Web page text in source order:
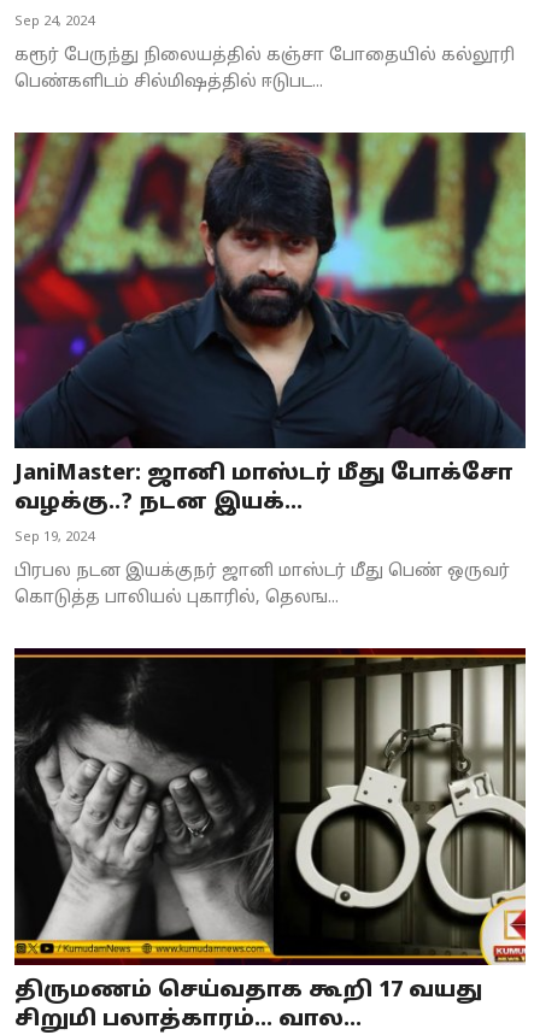
Sep 24, 2024
கரூர் பேருந்து நிலையத்தில் கஞ்சா போதையில் கல்லூரி
பெண்களிடம் சில்மிஷத்தில் ஈடுபட...
JaniMaster: ஜானி மாஸ்டர் மீது போக்சோ
வழக்கு..? நடன இயக்...
Sep 19, 2024
பிரபல நடன இயக்குநர் ஜானி மாஸ்டர் மீது பெண் ஒருவர்
கொடுத்த பாலியல் புகாரில், தெலங...
திருமணம் செய்வதாக கூறி 17 வயது
சிறுமி பலாத்காரம்... வால...